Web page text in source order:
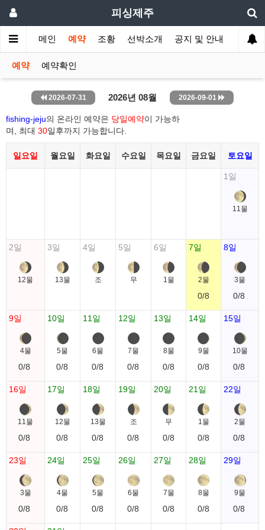
피싱제주
메인 예약 조황 선박소개 공지 및 안내
예약 예약확인
2026-07-31 2026년 08월 2026-09-01
fishing-jeju의 온라인 예약은 당일예약이 가능하
며, 최대 30일후까지 가능합니다.
일요일 월요일 화요일 수요일 목요일 금요일 토요일
11물
1일
12물
2일
13물
3일
조
4일
무
5일
1물
6일
2물
7일
0/8
3물
8일
0/8
4물
9일
0/8
5물
10일
0/8
6물
11일
0/8
7물
12일
0/8
8물
13일
0/8
9물
14일
0/8
10물
15일
0/8
11물
16일
0/8
12물
17일
0/8
13물
18일
0/8
조
19일
0/8
무
20일
0/8
1물
21일
0/8
2물
22일
0/8
3물
23일
0/8
4물
24일
0/8
5물
25일
0/8
6물
26일
0/8
7물
27일
0/8
8물
28일
0/8
9물
29일
0/8